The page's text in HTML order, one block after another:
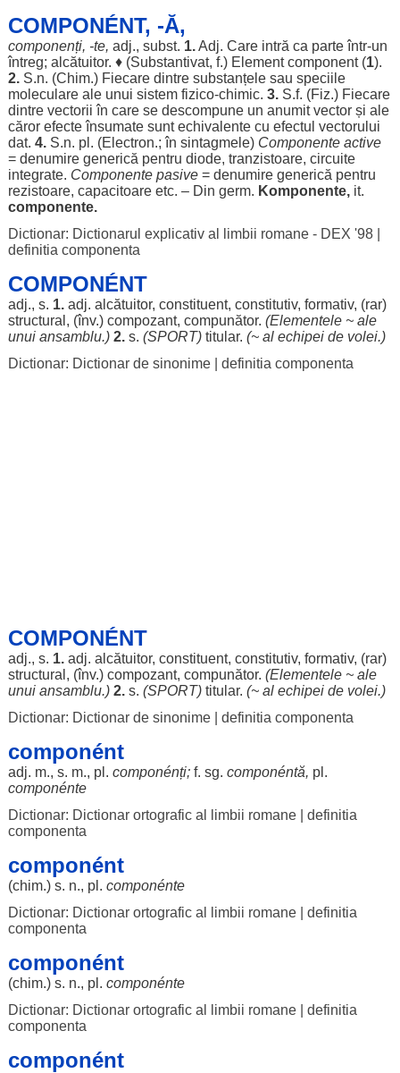
COMPONÉNT, -Ă,
componenți, -te, adj., subst. 1.Adj. Care intră ca parteîntr-un
întreg; alcătuitor. ♦ (Substantivat, f.) Element component(1).
2.S.n. (Chim.) Fiecare dintre substanțelesau speciile
moleculare aleunui sistemfizico-chimic. 3.S.f. (Fiz.) Fiecare
dintre vectorii în care se descompuneun anumit vectorși ale
căror efecte însumate sunt echivalentecu efectul vectorului
dat. 4.S.n. pl. (Electron.; în sintagmele) Componente active
= denumire generică pentru diode, tranzistoare, circuite
integrate. Componente pasive= denumire generică pentru
rezistoare, capacitoareetc. – Din germ. Komponente,it.
componente.
Dictionar: Dictionarul explicativ al limbii romane - DEX '98|
definitia componenta
COMPONÉNT
adj., s. 1.adj. alcătuitor, constituent, constitutiv, formativ, (rar)
structural , (înv.) compozant, compunător. (Elementele~ ale
unui ansamblu.) 2.s. (SPORT) titular. (~ al echipeide volei.)
Dictionar: Dictionar de sinonime| definitia componenta
COMPONÉNT
adj., s. 1.adj. alcătuitor, constituent, constitutiv, formativ, (rar)
structural , (înv.) compozant, compunător. (Elementele~ ale
unui ansamblu.) 2.s. (SPORT) titular. (~ al echipeide volei.)
Dictionar: Dictionar de sinonime| definitia componenta
componént
adj. m., s. m., pl. componénți;f. sg. componéntă, pl.
componénte
Dictionar: Dictionar ortografic al limbii romane| definitia
componenta
componént
(chim.) s. n., pl. componénte
Dictionar: Dictionar ortografic al limbii romane| definitia
componenta
componént
(chim.) s. n., pl. componénte
Dictionar: Dictionar ortografic al limbii romane| definitia
componenta
componént